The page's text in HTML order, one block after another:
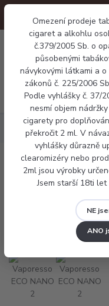
Omezení prodeje
cigaret a alkohlu
č.379/2005 Sb. o
působenými
návykovými látkami a
zákonů č. 225/2006
Podle vyhlášky č. 37/
nesmí objem
cigarety pro
překročit 2 ml. V
vyhlášky důrazně
clearomizéry nebo
2ml jsou výrobky
Jsem starší 18ti let
NE
ANO
Elektronické cigarety
Vaporesso